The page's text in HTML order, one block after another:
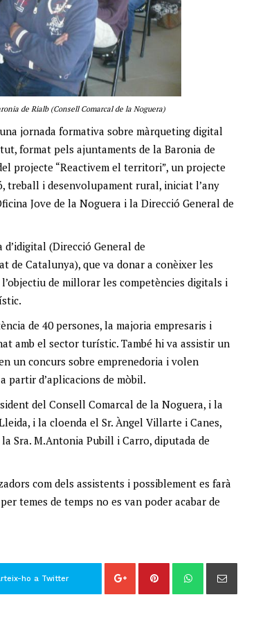
de Rialb (Consell Comarcal de la Noguera)
jornada formativa sobre màrqueting digital
format pels ajuntaments de la Baronia de
projecte “Reactivem el territori”, un projecte
treball i desenvolupament rural, iniciat l’any
Jove de la Noguera i la Direcció General de
(Direcció General de
de Catalunya), que va donar a conèixer les
de millorar les competències digitals i
de 40 persones, la majoria empresaris i
amb el sector turístic. També hi va assistir un
un concurs sobre emprenedoria i volen
partir d’aplicacions de mòbil.
del Consell Comarcal de la Noguera, i la
i la cloenda el Sr. Àngel Villarte i Canes,
Sra. M.Antonia Pubill i Carro, diputada de
com dels assistents i possiblement es farà
temes de temps no es van poder acabar de
ho a Twitter